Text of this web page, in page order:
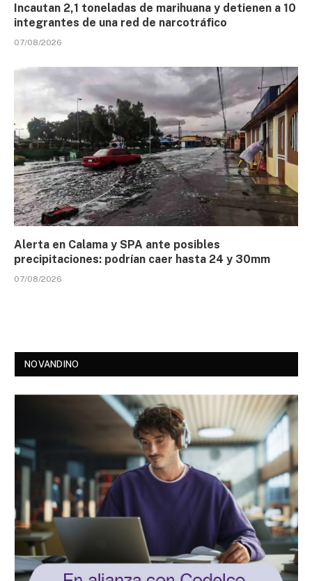
Incautan 2,1 toneladas de marihuana y detienen a 10
integrantes de una red de narcotráfico
07/08/2026
Alerta en Calama y SPA ante posibles
precipitaciones: podrían caer hasta 24 y 30mm
07/08/2026
NOVANDINO